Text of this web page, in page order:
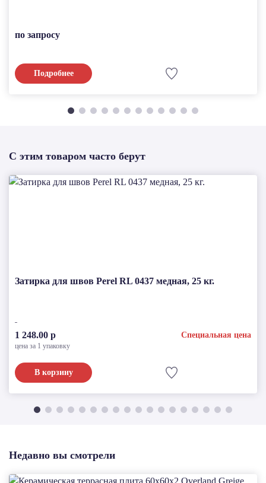
по запросу
Подробнее
С этим товаром часто берут
Затирка для швов Perel RL 0437 медная, 25 кг.
1 248.00 р Специальная цена
цена за 1 упаковку
В корзину
Недавно вы смотрели